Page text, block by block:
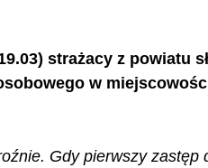
strażacy z powiatu
w
Gdy pierwszy zastęp